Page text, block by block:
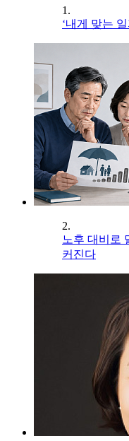
1.
‘내게 맞는
2.
노후 대비로
커진다